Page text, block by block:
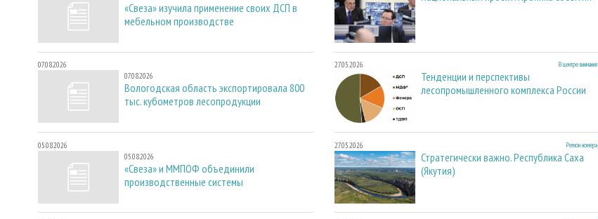
«Свеза» изучила применение своих ДСП в
мебельном производстве
07.08.2026
07.08.2026
Вологодская область экспортировала 800
тыс. кубометров лесопродукции
05.08.2026
05.08.2026
«Свеза» и ММПОФ объединили
производственные системы
27.05.2026 В центре внимания
Тенденции и перспективы
лесопромышленного комплекса России
27.05.2026 Регион номера
Стратегически важно. Республика Саха
(Якутия)